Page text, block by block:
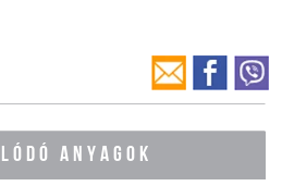
ANYAGOK